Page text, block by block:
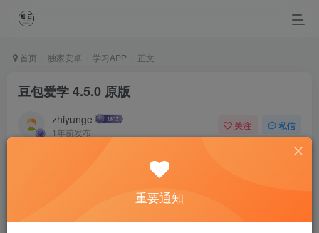
首页 独家安卓 学习APP 正文
豆包爱学 4.5.0 原版
zhiyunge
1年前发布
关注 私信
Worrying does not empty tomorrow of its troubles, it
empties today of its strength.
重要通知